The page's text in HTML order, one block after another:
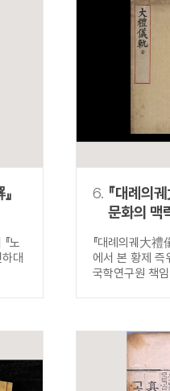
노
대
6. 『대례의
문화의 맥
즉위식
『대례의궤大禮
에서 본 황제 즉
국학연구원 책